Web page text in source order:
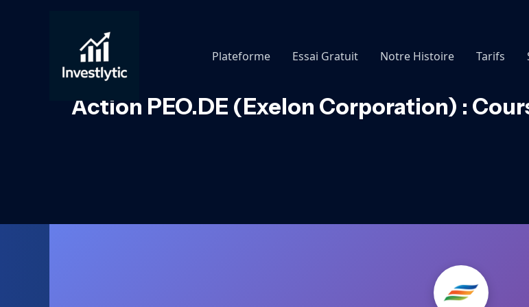
Plateforme
Essai Gratuit Notre Histoire Tarifs
Action PEO.DE (Exelon Corporation) :